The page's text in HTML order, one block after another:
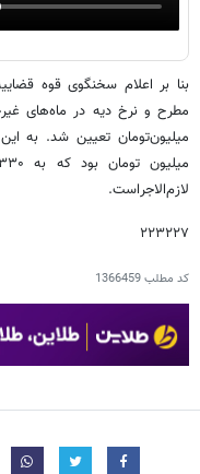
بنا بر اعلام سخنگوی قوه
لازم‌الاجراست.
۲۲۳۲۲۷
کد مطلب1366459